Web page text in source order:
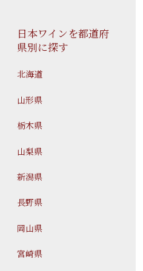
日本ワインを都道府
県別に探す
北海道
山形県
栃木県
山梨県
新潟県
長野県
岡山県
宮崎県